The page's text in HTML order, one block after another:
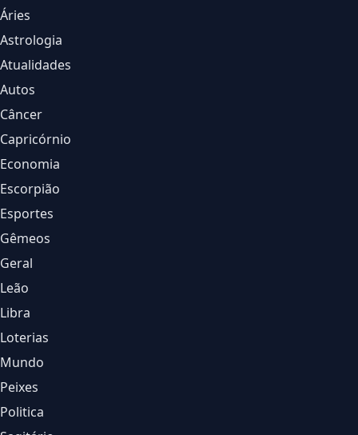
Áries
Astrologia
Atualidades
Autos
Câncer
Capricórnio
Economia
Escorpião
Esportes
Gêmeos
Geral
Leão
Libra
Loterias
Mundo
Peixes
Politica